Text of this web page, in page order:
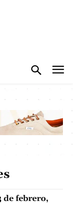
de febrero,